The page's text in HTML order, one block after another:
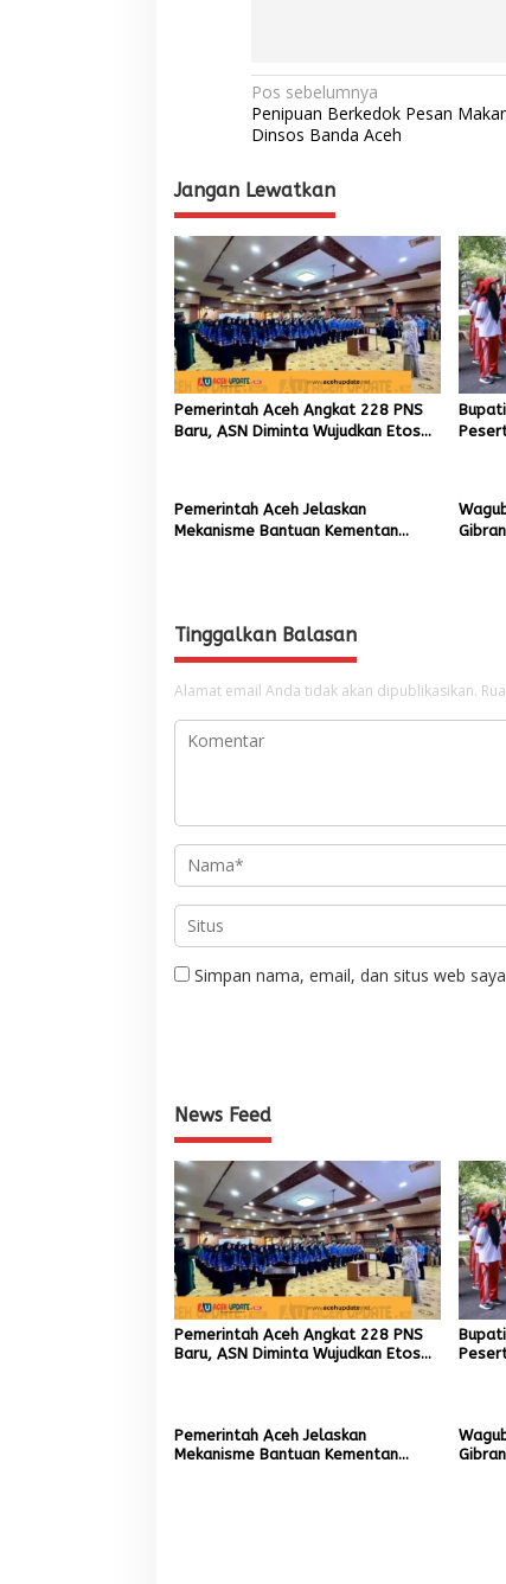
N
a
i
g
a
s
i
p
o
s
Pos sebelumnya
Penipuan Berkedok Pesan
Dinsos Banda Aceh
Jangan Lewatkan
Pemerintah Aceh Angkat 228 PNS
Baru, ASN Diminta Wujudkan Etos
Pemerintah Aceh Jelaskan
Mekanisme Bantuan Kementan
Tinggalkan Balasan
Alamat email Anda tidak akan dipublikasikan.
Simpan nama, email, dan situs web
News Feed
Pemerintah Aceh Angkat 228 PNS
Baru, ASN Diminta Wujudkan Etos
Pemerintah Aceh Jelaskan
Mekanisme Bantuan Kementan